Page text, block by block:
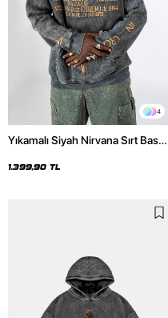
4
Yıkamalı Siyah Nirvana Sırt Baskılı
1.399,90 TL